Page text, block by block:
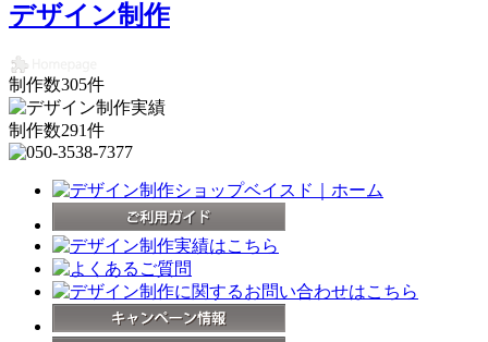
デザイン制作
制作数305件
制作数291件